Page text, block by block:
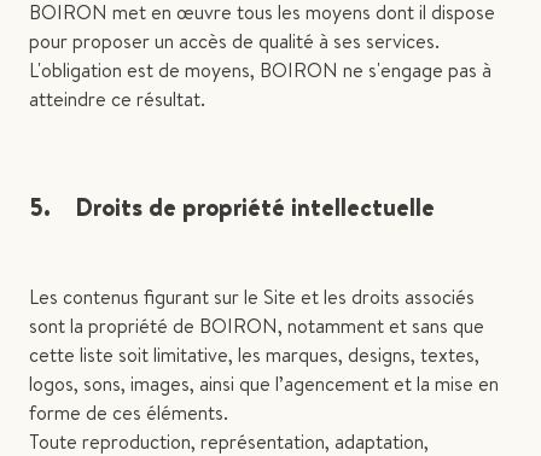
BOIRON met en œuvre tous les moyens dont il dispose
pour proposer un accès de qualité à ses services.
L'obligation est de moyens, BOIRON ne s'engage pas à
atteindre ce résultat.
5. Droits de propriété intellectuelle
Les contenus figurant sur le Site et les droits associés
sont la propriété de BOIRON, notamment et sans que
cette liste soit limitative, les marques, designs, textes,
logos, sons, images, ainsi que l’agencement et la mise en
forme de ces éléments.
Toute reproduction, représentation, adaptation,